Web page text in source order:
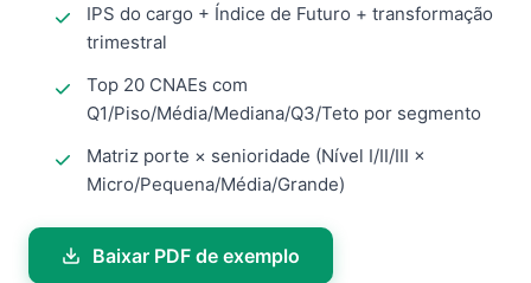
IPS do cargo + Índice de Futuro + transformação
trimestral
Top 20 CNAEs com
Q1/Piso/Média/Mediana/Q3/Teto por segmento
Matriz porte × senioridade (Nível I/II/III ×
Micro/Pequena/Média/Grande)
Baixar PDF de exemplo